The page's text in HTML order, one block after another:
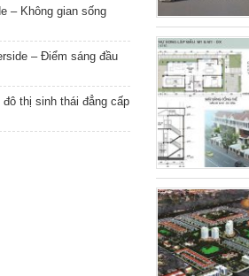
– Không gian sống
– Điểm sáng đầu
thị sinh thái đẳng cấp